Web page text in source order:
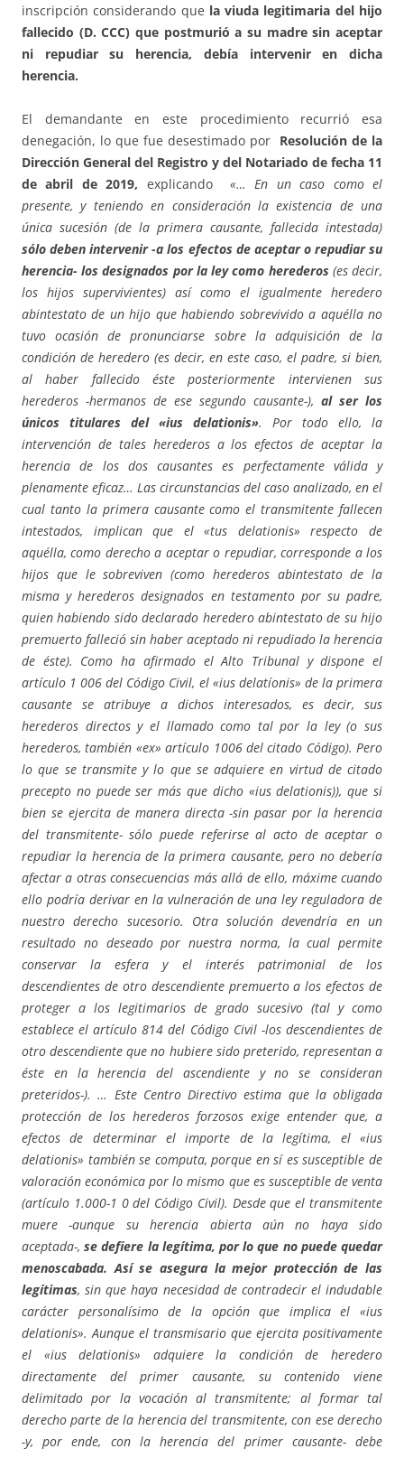
inscripción considerando que la viuda legitimaria del hijo
fallecido (D. CCC) que postmurió a su madre sin aceptar
ni repudiar su herencia, debía intervenir en dicha
herencia.
El demandante en este procedimiento recurrió esa
denegación, lo que fue desestimado por Resolución de la
Dirección General del Registro y del Notariado de fecha 11
de abril de 2019, explicando «… En un caso como el
presente, y teniendo en consideración la existencia de una
única sucesión (de la primera causante, fallecida intestada)
sólo deben intervenir -a los efectos de aceptar o repudiar su
herencia- los designados por la ley como herederos (es decir,
los hijos supervivientes) así como el igualmente heredero
abintestato de un hijo que habiendo sobrevivido a aquélla no
tuvo ocasión de pronunciarse sobre la adquisición de la
condición de heredero (es decir, en este caso, el padre, si bien,
al haber fallecido éste posteriormente intervienen sus
herederos -hermanos de ese segundo causante-), al ser los
únicos titulares del «ius delationis». Por todo ello, la
intervención de tales herederos a los efectos de aceptar la
herencia de los dos causantes es perfectamente válida y
plenamente eficaz… Las circunstancias del caso analizado, en el
cual tanto la primera causante como el transmitente fallecen
intestados, implican que el «tus delationis» respecto de
aquélla, como derecho a aceptar o repudiar, corresponde a los
hijos que le sobreviven (como herederos abintestato de la
misma y herederos designados en testamento por su padre,
quien habiendo sido declarado heredero abintestato de su hijo
premuerto falleció sin haber aceptado ni repudiado la herencia
de éste). Como ha afirmado el Alto Tribunal y dispone el
artículo 1 006 del Código Civil, el «ius delatíonis» de la primera
causante se atribuye a dichos interesados, es decir, sus
herederos directos y el llamado como tal por la ley (o sus
herederos, también «ex» artículo 1006 del citado Código). Pero
lo que se transmite y lo que se adquiere en virtud de citado
precepto no puede ser más que dicho «ius delationis)), que si
bien se ejercita de manera directa -sin pasar por la herencia
del transmitente- sólo puede referirse al acto de aceptar o
repudiar la herencia de la primera causante, pero no debería
afectar a otras consecuencias más allá de ello, máxime cuando
ello podría derivar en la vulneración de una ley reguladora de
nuestro derecho sucesorio. Otra solución devendría en un
resultado no deseado por nuestra norma, la cual permite
conservar la esfera y el interés patrimonial de los
descendientes de otro descendiente premuerto a los efectos de
proteger a los legitimarios de grado sucesivo (tal y como
establece el artículo 814 del Código Civil -los descendientes de
otro descendiente que no hubiere sido preterido, representan a
éste en la herencia del ascendiente y no se consideran
preteridos-). … Este Centro Directivo estima que la obligada
protección de los herederos forzosos exige entender que, a
efectos de determinar el importe de la legítima, el «ius
delationis» también se computa, porque en sí es susceptible de
valoración económica por lo mismo que es susceptible de venta
(artículo 1.000-1 0 del Código Civil). Desde que el transmitente
muere -aunque su herencia abierta aún no haya sido
aceptada-,se defiere la legítima, por lo que no puede quedar
menoscabada. Así se asegura la mejor protección de las
legítimas, sin que haya necesidad de contradecir el indudable
carácter personalísimo de la opción que implica el «ius
delationis». Aunque el transmisario que ejercita positivamente
el «ius delationis» adquiere la condición de heredero
directamente del primer causante, su contenido viene
delimitado por la vocación al transmitente; al formar tal
derecho parte de la herencia del transmitente, con ese derecho
-y, por ende, con la herencia del primer causante- debe